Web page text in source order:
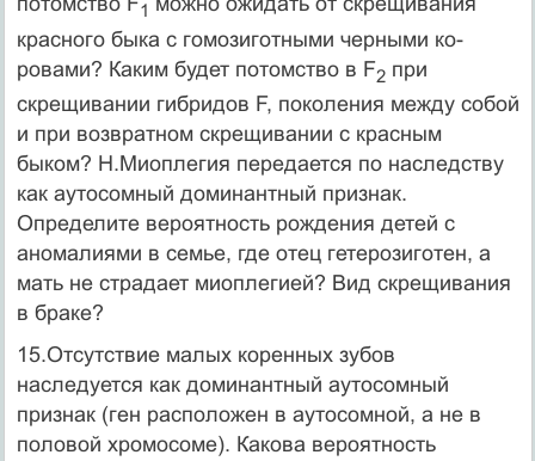
1
красного быка с гомозиготными черными ко­
ровами? Каким будет потомство в F2при
скрещивании гибридов F, поколения между собой
и при возвратном скрещивании с красным
быком? Н.Миоплегия передается по наследству
как аутосомный доминантный при­знак.
Определите вероятность рождения детей с
аномалиями в семье, где отец гетерозиготен, а
мать не страдает миоплегией? Вид скрещивания
в браке?
15.Отсутствие малых коренных зубов
наследуется как доминантный аутосом­ный
признак (ген расположен в аутосомной, а не в
половой хромосоме). Какова вероятность